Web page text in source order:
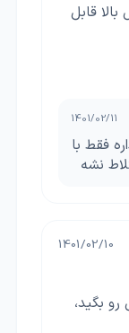
قابل
1401/02/11
فقط با
نشه
1401/02/10
بگید،